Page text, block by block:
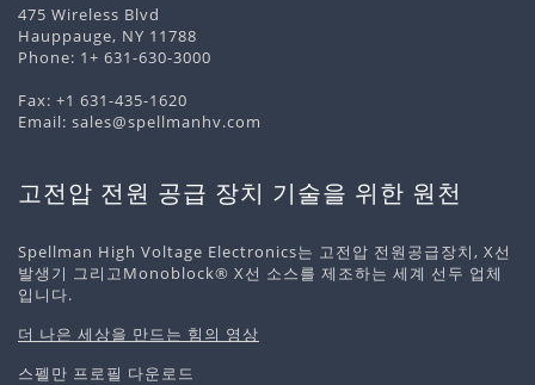
475 Wireless Blvd
Hauppauge, NY 11788
Phone: 1+ 631-630-3000
Fax: +1 631-435-1620
Email: sales@spellmanhv.com
고전압 전원 공급 장치 기술을 위한 원천
Spellman High Voltage Electronics는 고전압 전원공급장치, X선
발생기 그리고Monoblock® X선 소스를 제조하는 세계 선두 업체
입니다.
더 나은 세상을 만드는 힘의 영상
스펠만 프로필 다운로드